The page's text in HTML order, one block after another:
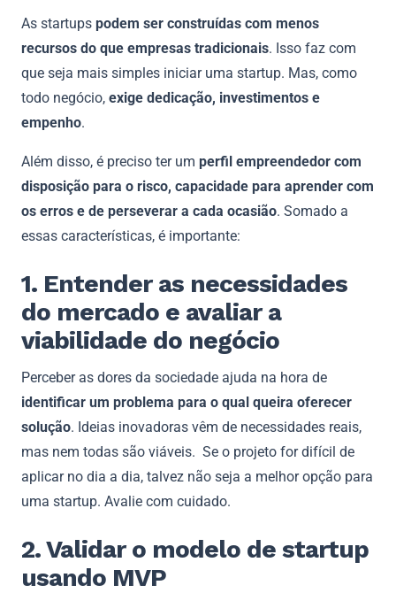
As startups podem ser construídas com menos
recursos do que empresas tradicionais. Isso faz com
que seja mais simples iniciar uma startup. Mas, como
todo negócio, exige dedicação, investimentos e
empenho.
Além disso, é preciso ter um perfil empreendedor com
disposição para o risco, capacidade para aprender com
os erros e de perseverar a cada ocasião. Somado a
essas características, é importante:
1. Entender as necessidades
do mercado e avaliar a
viabilidade do negócio
Perceber as dores da sociedade ajuda na hora de
identificar um problema para o qual queira oferecer
solução. Ideias inovadoras vêm de necessidades reais,
mas nem todas são viáveis. Se o projeto for difícil de
aplicar no dia a dia, talvez não seja a melhor opção para
uma startup. Avalie com cuidado.
2. Validar o modelo de startup
usando MVP